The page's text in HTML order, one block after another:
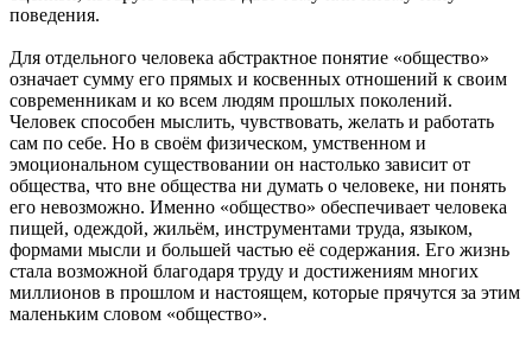
поведения.
Для отдельного человека абстрактное понятие «общество»
означает сумму его прямых и косвенных отношений к своим
современникам и ко всем людям прошлых поколений.
Человек способен мыслить, чувствовать, желать и работать
сам по себе. Но в своём физическом, умственном и
эмоциональном существовании он настолько зависит от
общества, что вне общества ни думать о человеке, ни понять
его невозможно. Именно «общество» обеспечивает человека
пищей, одеждой, жильём, инструментами труда, языком,
формами мысли и большей частью её содержания. Его жизнь
стала возможной благодаря труду и достижениям многих
миллионов в прошлом и настоящем, которые прячутся за этим
маленьким словом «общество».